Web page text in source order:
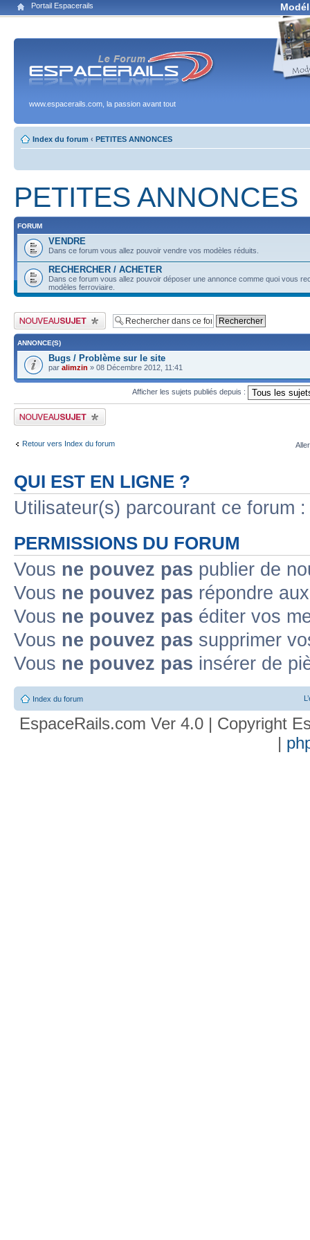
Portail Espacerails
www.espacerails.com, la passion avant tout
Index du forum ‹ PETITES ANNONCES
PETITES ANNONCES
FORUM
VENDRE
Dans ce forum vous allez pouvoir vendre vos modèles réduits.
RECHERCHER / ACHETER
Dans ce forum vous allez pouvoir déposer une annonce comme quoi vous
modèles ferroviaire.
Publier un nouveau sujet
ANNONCE(S)
Bugs / Problème sur le site
par alimzin » 08 Décembre 2012, 11:41
Afficher les sujets publiés depuis :
Publier un nouveau sujet
Retour vers Index du forum
QUI EST EN LIGNE ?
Utilisateur(s) parcourant ce forum
PERMISSIONS DU FORUM
Vous ne pouvez pas publier de
Vous ne pouvez pas répondre
Vous ne pouvez pas éditer vos
Vous ne pouvez pas supprimer
Vous ne pouvez pas insérer de
Index du forum
EspaceRails.com Ver 4.0 | Copyright
|